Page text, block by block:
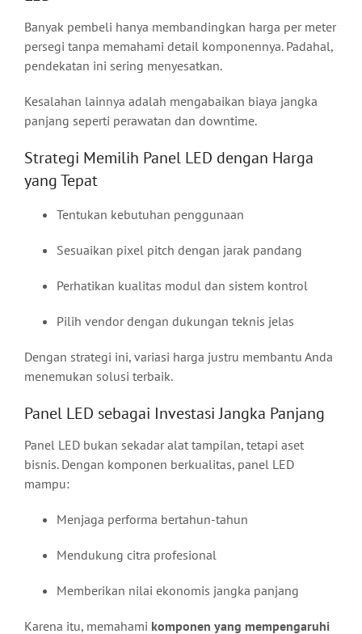
Banyak pembeli hanya membandingkan harga per meter
persegi tanpa memahami detail komponennya. Padahal,
pendekatan ini sering menyesatkan.
Kesalahan lainnya adalah mengabaikan biaya jangka
panjang seperti perawatan dan downtime.
Strategi Memilih Panel LED dengan Harga
yang Tepat
Tentukan kebutuhan penggunaan
Sesuaikan pixel pitch dengan jarak pandang
Perhatikan kualitas modul dan sistem kontrol
Pilih vendor dengan dukungan teknis jelas
Dengan strategi ini, variasi harga justru membantu Anda
menemukan solusi terbaik.
Panel LED sebagai Investasi Jangka Panjang
Panel LED bukan sekadar alat tampilan, tetapi aset
bisnis. Dengan komponen berkualitas, panel LED
mampu:
Menjaga performa bertahun-tahun
Mendukung citra profesional
Memberikan nilai ekonomis jangka panjang
Karena itu, memahami komponen yang mempengaruhi